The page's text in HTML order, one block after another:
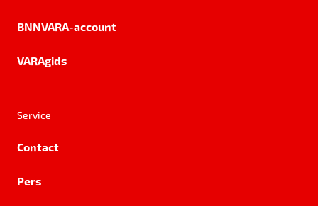
BNNVARA-account
VARAgids
Service
Contact
Pers